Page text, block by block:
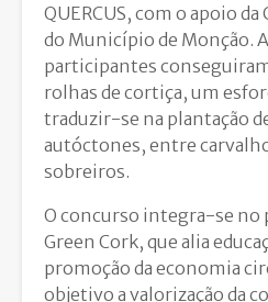
QUERCUS, com o apoio
do Município de Monção.
participantes
rolhas de cortiça, um
traduzir-se na plantação
autóctones, entre
sobreiros.
O concurso integra-se no
Green Cork, que alia
promoção da economia
objetivo a valorização da